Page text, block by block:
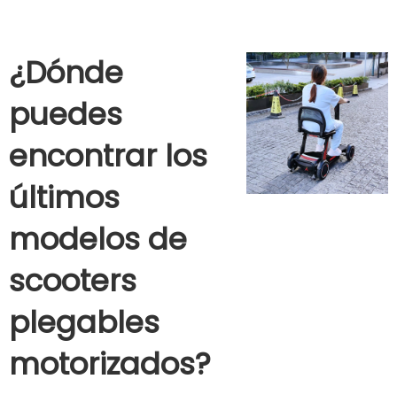
¿Dónde
puedes
encontrar los
últimos
modelos de
scooters
plegables
motorizados?